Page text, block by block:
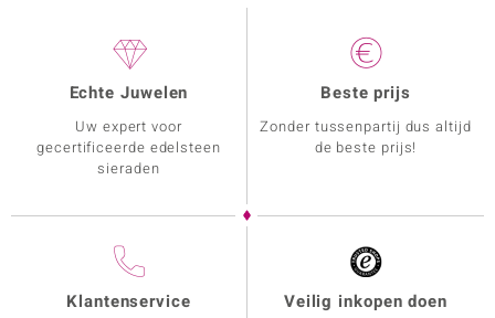
Echte Juwelen
Uw expert voor
gecertificeerde edelsteen
sieraden
Beste prijs
Zonder tussenpartij dus altijd
de beste prijs!
Klantenservice Veilig inkopen doen